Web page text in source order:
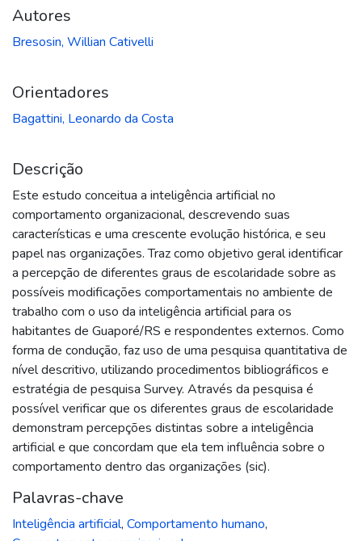
Autores
Bresosin, Willian Cativelli
Orientadores
Bagattini, Leonardo da Costa
Descrição
Este estudo conceitua a inteligência artificial no
comportamento organizacional, descrevendo suas
características e uma crescente evolução histórica, e seu
papel nas organizações. Traz como objetivo geral identificar
a percepção de diferentes graus de escolaridade sobre as
possíveis modificações comportamentais no ambiente de
trabalho com o uso da inteligência artificial para os
habitantes de Guaporé/RS e respondentes externos. Como
forma de condução, faz uso de uma pesquisa quantitativa de
nível descritivo, utilizando procedimentos bibliográficos e
estratégia de pesquisa Survey. Através da pesquisa é
possível verificar que os diferentes graus de escolaridade
demonstram percepções distintas sobre a inteligência
artificial e que concordam que ela tem influência sobre o
comportamento dentro das organizações (sic).
Palavras-chave
Inteligência artificial, Comportamento humano,